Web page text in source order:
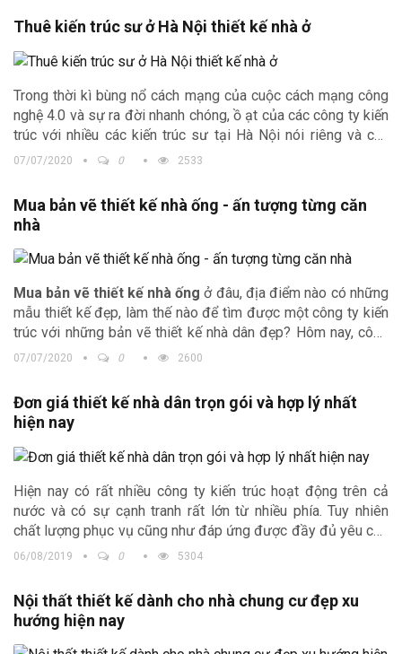
Thuê kiến trúc sư ở Hà Nội thiết kế nhà ở
Trong thời kì bùng nổ cách mạng của cuộc cách mạng công
nghệ 4.0 và sự ra đời nhanh chóng, ồ ạt của các công ty kiến
trúc với nhiều các kiến trúc sư tại Hà Nội nói riêng và các
công ty trên cả nói chung. Tìm,
khiến khách hàng thêm hoang mang, khó xác định được địa
chỉ tin cậy.
07/07/2020 0 2533
Mua bản vẽ thiết kế nhà ống - ấn tượng từng căn
nhà
Mua bản vẽ thiết kế nhà ống ở đâu, địa điểm nào có những
mẫu thiết kế đẹp, làm thế nào để tìm được một công ty kiến
trúc với những bản vẽ thiết kế nhà dân đẹp? Hôm nay, công
ty Kiến trúc Trịnh Gia sẽ cùng bạn đi tìm câu trả lời nhé.
07/07/2020 0 2600
Đơn giá thiết kế nhà dân trọn gói và hợp lý nhất
hiện nay
Hiện nay có rất nhiều công ty kiến trúc hoạt động trên cả
nước và có sự cạnh tranh rất lớn từ nhiều phía. Tuy nhiên
chất lượng phục vụ cũng như đáp ứng được đầy đủ yêu cầu
của gia chủ không phải công ty kiến trúc nào cũng thực hiện
kinh nghiệm trong nghề đã thiết kế rất nhiều công trình với
đơn giá thiết kế nhà dânphù hợp, là sự lựa chọn lí tưởng
của khách hàng.
06/08/2019 0 5304
Nội thất thiết kế dành cho nhà chung cư đẹp xu
hướng hiện nay